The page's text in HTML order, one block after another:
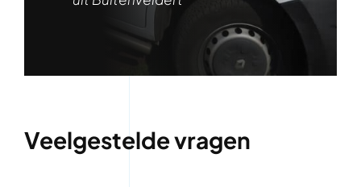
Veelgestelde vragen